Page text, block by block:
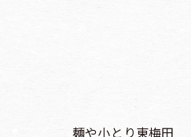
麺や小とり東梅田